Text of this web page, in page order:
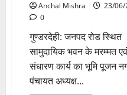
Anchal Mishra
23/06/
0
गुण्डरदेही: जनपद रोड स्थित
सामुदायिक भवन के मरम्मत एवं
संधारण कार्य का भूमि पूजन
पंचायत अध्यक्ष...